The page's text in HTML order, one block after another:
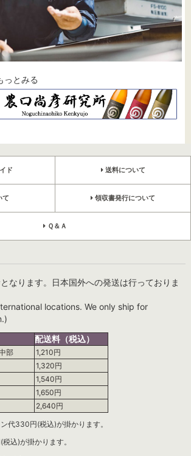
っとみる
ド 送料について
て 領収書発行について
Ｑ＆Ａ
なります。日本国外への発送は行っておりま
locations. We only ship for
配送料（税込）
部
1,210円
1,320円
1,540円
1,650円
2,640円
代330円(税込)が掛かります。
込)が掛かります。